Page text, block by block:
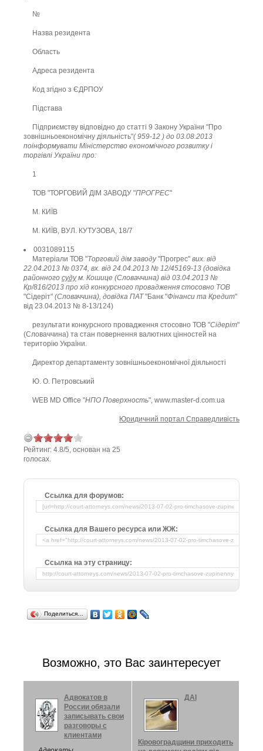
№
Назва резидента
Область
Адреса резидента
Код згідно з ЄДРПОУ
Підстава
Підприємству відповідно до статті 9 Закону України "Про
зовнішньоекономічну діяльність"( 959-12 ) до 03.08.2013
поінформувати Міністерство економічного розвитку і
торгівлі України про:
1
ТОВ "ТОРГОВИЙ ДІМ ЗАВОДУ "ПРОГРЕС"
М. КИЇВ
М. КИЇВ, ВУЛ. КУТУЗОВА, 18/7
0031089115
Матеріали ТОВ "Торговий дім заводу"Прогрес" вих. від
22.04.2013 № 0374, вх. від 24.04.2013 № 12/45169-13 (довідка
районного судум. Кошице (Словаччина) від 03.04.2013 №
Кр/816/2013 про хід конкурсного провадження стосовно ТОВ
"Сідеріт" (Словаччина), довідка ПАТ"Банк "Фінанси та Кредит"
від 23.04.2013 № 8-13/124)
результати конкурсного провадження стосовно ТОВ "Сідеріт"
(Словаччина) та стан повернення валютних цінностей на
територію України.
Директор департаменту зовнішньоекономічної діяльності
Ю. О. Петровський
WEB MD Office "НПО Поверхность", www.master-d.com.ua
Юридичний портал Справедливість
Рейтинг: 4.8/5, основан на 25
голосах.
Ссылка для форумов:
Ссылка для Вашего ресурса или ЖЖ:
Ссылка на эту страницу:
Поделиться…
Возможно, это Вас заинтересует
Адвокатов в
России обязали
записывать свои
разговоры с
клиентами
ДАІ
Кіровоградщини приходить